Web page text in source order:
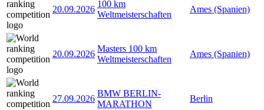
20.09.2026
100 km
Weltmeisterschaften
Ames (Spanien)
20.09.2026
Masters 100 km
Weltmeisterschaften
Ames (Spanien)
27.09.2026
BMW BERLIN-
MARATHON
Berlin